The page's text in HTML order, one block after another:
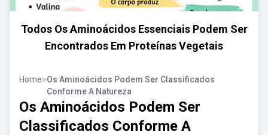
Todos Os Aminoácidos Essenciais Podem Ser
Encontrados Em Proteínas Vegetais
Home>Os Aminoácidos Podem Ser Classificados
Conforme A Natureza
Os Aminoácidos Podem Ser
Classificados Conforme A